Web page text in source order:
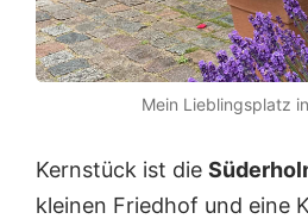
Mein Lieblingsplatz
Kernstück ist die
kleinen Friedhof und eine